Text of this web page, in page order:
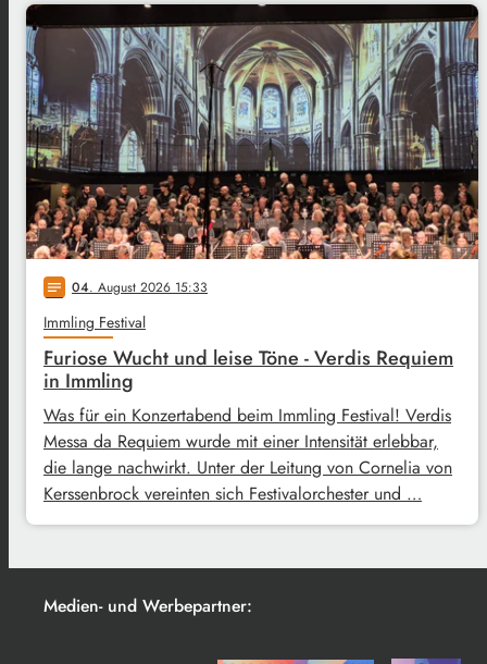
notes 04. August 2026 15:33
Immling Festival
Furiose Wucht und leise Töne - Verdis Requiem
in Immling
Was für ein Konzertabend beim Immling Festival! Verdis
Messa da Requiem wurde mit einer Intensität erlebbar,
die lange nachwirkt. Unter der Leitung von Cornelia von
Kerssenbrock vereinten sich Festivalorchester und …
Medien- und Werbepartner: